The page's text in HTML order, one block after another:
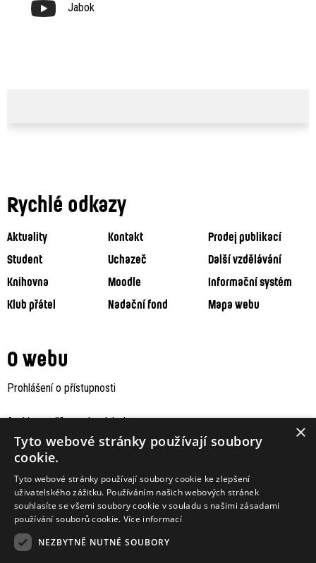
Jabok
Rychlé odkazy
Aktuality Kontakt
Prodej publikací
Student
Uchazeč
Další vzdělávání
Knihovna
Moodle
Informační systém
Klub přátel
Nadační fond Mapa webu
O webu
Prohlášení o přístupnosti
Archiv staršího webu Jaboku ×
Tyto webové stránky používají soubory
cookie.
Tyto webové stránky používají soubory cookie ke zlepšení
uživatelského zážitku. Používáním našich webových stránek
souhlasíte se všemi soubory cookie v souladu s našimi zásadami
používání souborů cookie. Více informací
NEZBYTNĚ NUTNÉ SOUBORY